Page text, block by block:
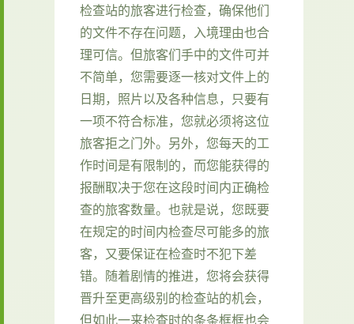
检查站的旅客进行检查，确保他们
的文件不存在问题，入境理由也合
理可信。但旅客们手中的文件可并
不简单，您需要逐一核对文件上的
日期，照片以及各种信息，只要有
一项不符合标准，您就必须将这位
旅客拒之门外。另外，您每天的工
作时间是有限制的，而您能获得的
报酬取决于您在这段时间内正确检
查的旅客数量。也就是说，您既要
在规定的时间内检查尽可能多的旅
客，又要保证在检查时不犯下差
错。随着剧情的推进，您将会获得
晋升至更高级别的检查站的机会，
但如此一来检查时的条条框框也会